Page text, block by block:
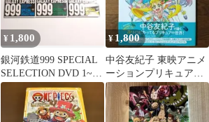
¥ 1,800
銀河鉄道999 SPECIAL
SELECTION DVD 1~3
巻セット
¥1,800
中谷友紀子 東映アニメ
ーションプリキュアワ
ークス 2 東映 / プリ
キュア